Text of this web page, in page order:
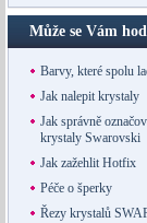
Může se Vám
Barvy, které spolu
Jak nalepit krystaly
Jak správně
krystaly Swarovski
Jak zažehlit Hotfix
Péče o šperky
Řezy krystalů